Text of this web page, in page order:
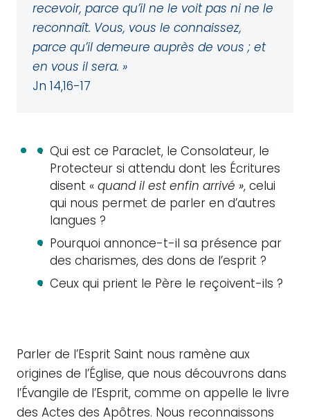
recevoir, parce qu’il ne le voit pas ni ne le
reconnaît. Vous, vous le connaissez,
parce qu’il demeure auprès de vous ; et
en vous il sera. »
Jn 14,16-17
Qui est ce Paraclet, le Consolateur, le
Protecteur si attendu dont les Écritures
disent « quand il est enfin arrivé », celui
qui nous permet de parler en d’autres
langues ?
Pourquoi annonce-t-il sa présence par
des charismes, des dons de l’esprit ?
Ceux qui prient le Père le reçoivent-ils ?
Parler de l’Esprit Saint nous ramène aux
origines de l’Église, que nous découvrons dans
l’Évangile de l’Esprit, comme on appelle le livre
des Actes des Apôtres. Nous reconnaissons